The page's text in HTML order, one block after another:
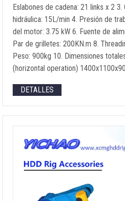
Eslabones de cadena: 21 links x 2 3.
hidráulica: 15L/min 4. Presión de
del motor: 3.75 kW 6. Fuente de
Par de grilletes: 200KN.m 8.
Peso: 900kg 10. Dimensiones
(horizontal operation) 1400
DETALLES